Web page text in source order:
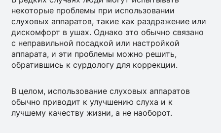
некоторые проблемы при использовании
слуховых аппаратов, такие как раздражение или
дискомфорт в ушах. Однако это обычно связано
с неправильной посадкой или настройкой
аппарата, и эти проблемы можно решить,
обратившись к сурдологу для коррекции.
В целом, использование слуховых аппаратов
обычно приводит к улучшению слуха и к
лучшему качеству жизни, а не наоборот.